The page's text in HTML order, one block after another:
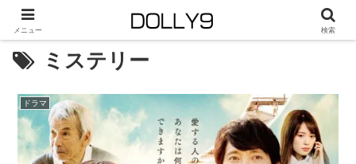
ミステリー
ドラマ
メニュー 検索